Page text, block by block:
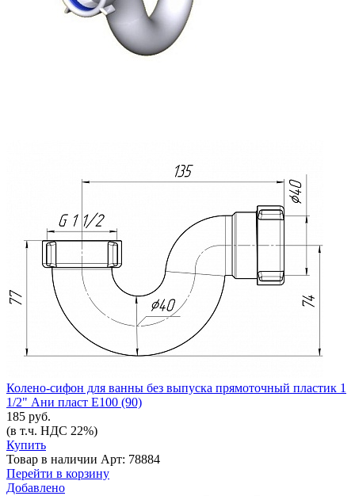
Колено-сифон для ванны без выпуска прямоточный пластик 1
1/2" Ани пласт Е100 (90)
185 руб.
(в т.ч. НДС 22%)
Купить
Товар в наличии Арт: 78884
Перейти в корзину
Добавлено